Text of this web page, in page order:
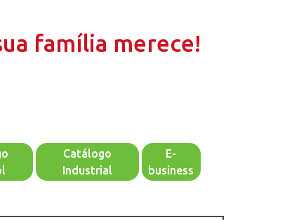
família merece!
Catálogo
Industrial
E-
business